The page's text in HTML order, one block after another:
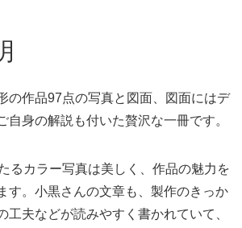
の作品97点の写真と図面、図面にはデ
自身の解説も付いた贅沢な一冊です。
るカラー写真は美しく、作品の魅力を
す。小黒さんの文章も、製作のきっか
工夫などが読みやすく書かれていて、